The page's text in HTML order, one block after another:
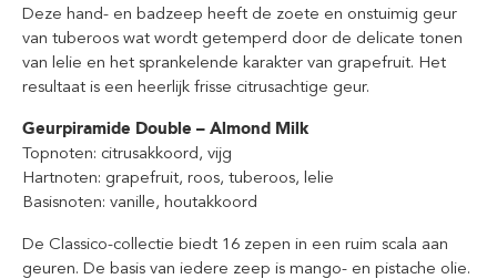
Deze hand- en badzeep heeft de zoete en onstuimig geur
van tuberoos wat wordt getemperd door de delicate tonen
van lelie en het sprankelende karakter van grapefruit. Het
resultaat is een heerlijk frisse citrusachtige geur.
Geurpiramide Double – Almond Milk
Topnoten: citrusakkoord, vijg
Hartnoten: grapefruit, roos, tuberoos, lelie
Basisnoten: vanille, houtakkoord
De Classico-collectie biedt 16 zepen in een ruim scala aan
geuren. De basis van iedere zeep is mango- en pistache olie.